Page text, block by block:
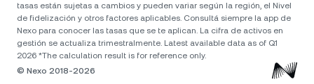
tasas están sujetas a cambios y pueden variar según la región, el Nivel
de fidelización y otros factores aplicables. Consultá siempre la app de
Nexo para conocer las tasas que se te aplican. La cifra de activos en
gestión se actualiza trimestralmente. Latest available data as of Q1
2026 *The calculation result is for reference only.
© Nexo 2018-2026